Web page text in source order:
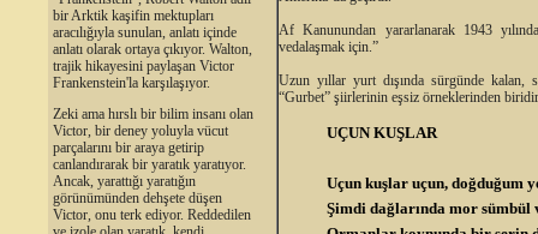
bir Arktik kaşifin mektupları
aracılığıyla sunulan, anlatı içinde
anlatı olarak ortaya çıkıyor. Walton,
trajik hikayesini paylaşan Victor
Frankenstein'la karşılaşıyor.
Zeki ama hırslı bir bilim insanı olan
Victor, bir deney yoluyla vücut
parçalarını bir araya getirip
canlandırarak bir yaratık yaratıyor.
Ancak, yarattığı yaratığın
görünümünden dehşete düşen
Victor, onu terk ediyor. Reddedilen
Af Kanunundan yararlanarak 1943
vedalaşmak için.”
Uzun yıllar yurt dışında sürgünde kalan,
“Gurbet” şiirlerinin eşsiz örneklerinden
UÇUN KUŞLAR
Uçun kuşlar uçun, doğduğum
Şimdi dağlarında mor sümbül